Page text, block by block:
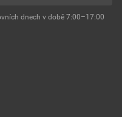
dnech v době 7:00–17:00